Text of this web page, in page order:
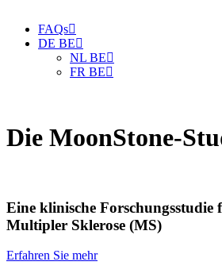
FAQs
DE BE
NL BE
FR BE
Die MoonStone-
Eine klinische Forschungsstudie
Multipler Sklerose (MS)
Erfahren Sie mehr